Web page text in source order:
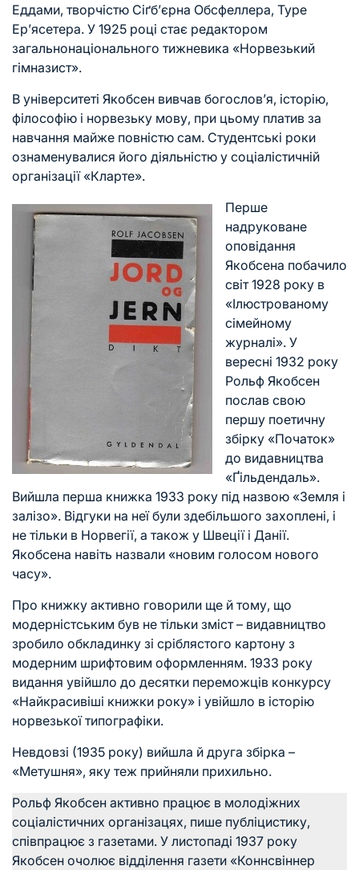
Еддами, творчістю Сіґб’єрна Обсфеллера, Туре
Ер’ясетера. У 1925 році стає редактором
загальнонаціонального тижневика «Норвезький
гімназист».
В університеті Якобсен вивчав богослов’я, історію,
філософію і норвезьку мову, при цьому платив за
навчання майже повністю сам. Студентські роки
ознаменувалися його діяльністю у соціалістичній
організації «Кларте».
Перше
надруковане
оповідання
Якобсена побачило
світ 1928 року в
«Ілюстрованому
сімейному
журналі». У
вересні 1932 року
Рольф Якобсен
послав свою
першу поетичну
збірку «Початок»
до видавництва
«Ґільдендаль».
Вийшла перша книжка 1933 року під назвою «Земля і
залізо». Відгуки на неї були здебільшого захоплені, і
не тільки в Норвегії, а також у Швеції і Данії.
Якобсена навіть назвали «новим голосом нового
часу».
Про книжку активно говорили ще й тому, що
модерністським був не тільки зміст – видавництво
зробило обкладинку зі сріблястого картону з
модерним шрифтовим оформленням. 1933 року
видання увійшло до десятки переможців конкурсу
«Найкрасивіші книжки року» і увійшло в історію
норвезької типографіки.
Невдовзі (1935 року) вийшла й друга збірка –
«Метушня», яку теж прийняли прихильно.
Рольф Якобсен активно працює в молодіжних
соціалістичних організацях, пише публіцистику,
співпрацює з газетами. У листопаді 1937 року
Якобсен очолює відділення газети «Коннсвіннер